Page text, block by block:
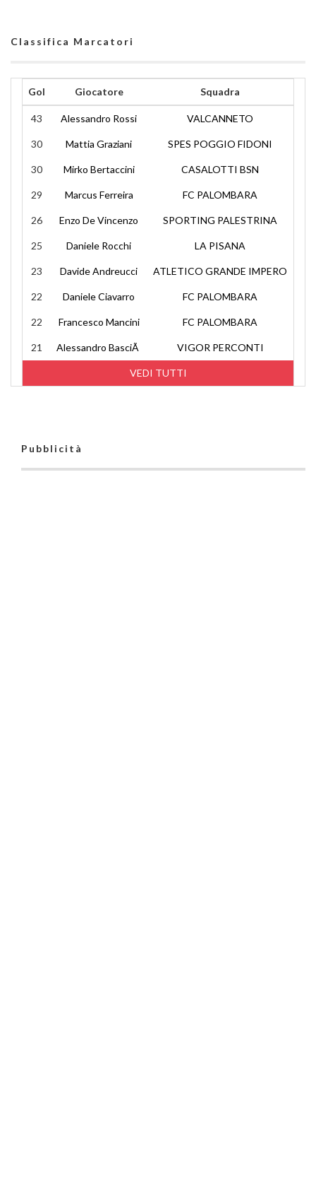
Classifica Marcatori
Gol Giocatore Squadra
VEDI TUTTI
43 Alessandro Rossi VALCANNETO
30 Mattia Graziani SPES POGGIO FIDONI
30 Mirko Bertaccini CASALOTTI BSN
29 Marcus Ferreira FC PALOMBARA
26 Enzo De Vincenzo SPORTING PALESTRINA
25 Daniele Rocchi LA PISANA
23 Davide Andreucci ATLETICO GRANDE IMPERO
22 Daniele Ciavarro FC PALOMBARA
22 Francesco Mancini FC PALOMBARA
21 Alessandro BasciÃ VIGOR PERCONTI
Pubblicità